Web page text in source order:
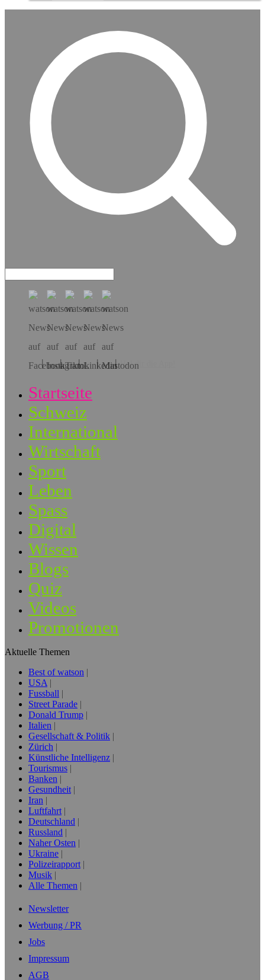
Hol dir die App!
Startseite
Schweiz
International
Wirtschaft
Sport
Leben
Spass
Digital
Wissen
Blogs
Quiz
Videos
Promotionen
Aktuelle Themen
Best of watson
USA
Fussball
Street Parade
Donald Trump
Italien
Gesellschaft & Politik
Zürich
Künstliche Intelligenz
Tourismus
Banken
Gesundheit
Iran
Luftfahrt
Deutschland
Russland
Naher Osten
Ukraine
Polizeirapport
Musik
Alle Themen
Newsletter
Werbung / PR
Jobs
Impressum
AGB